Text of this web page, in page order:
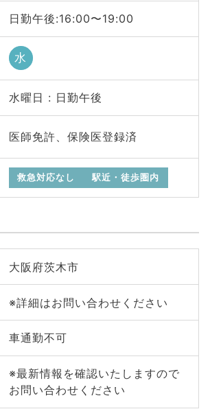
日勤午後:16:00〜19:00
水
水曜日 : 日勤午後
医師免許、保険医登録済
救急対応なし 駅近・徒歩圏内
大阪府茨木市
※詳細はお問い合わせください
車通勤不可
※最新情報を確認いたしますので
お問い合わせください